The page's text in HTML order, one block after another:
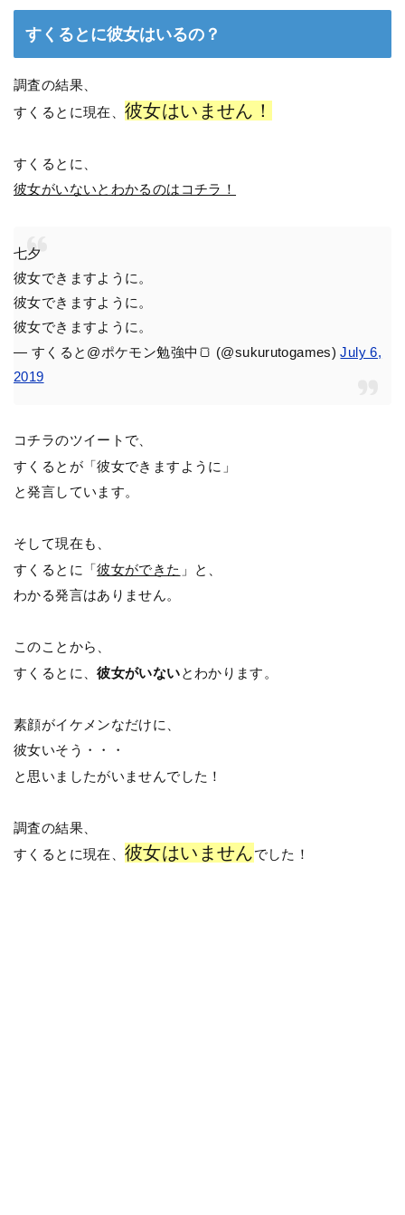
すくるとに彼女はいるの？
調査の結果、
すくるとに現在、彼女はいません！
すくるとに、
彼女がいないとわかるのはコチラ！
七夕
彼女できますように。
彼女できますように。
彼女できますように。
— すくると@ポケモン勉強中🍞 (@sukurutogames)July 6,
2019
コチラのツイートで、
すくるとが「彼女できますように」
と発言しています。
そして現在も、
すくるとに「彼女ができた 」と、
わかる発言はありません。
このことから、
すくるとに、彼女がいないとわかります。
素顔がイケメンなだけに、
彼女いそう・・・
と思いましたがいませんでした！
調査の結果、
すくるとに現在、彼女はいませんでした！